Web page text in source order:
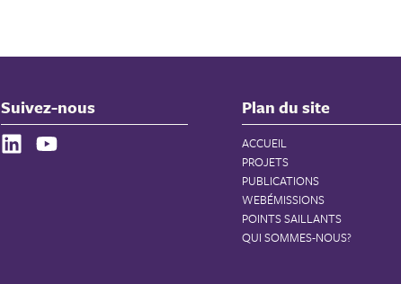
Suivez-nous Plan du site
ACCUEIL
PROJETS
PUBLICATIONS
WEBÉMISSIONS
POINTS SAILLANTS
QUI SOMMES-NOUS?